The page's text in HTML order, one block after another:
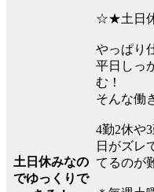
土日休みなの
でゆっくりで
☆★土日
やっぱり
平日しっ
む！
そんな働
4勤2休や
日がズレ
てるのが